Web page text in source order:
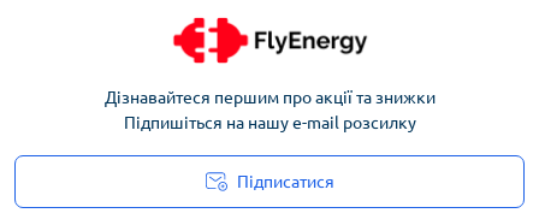
Дізнавайтеся першим про акції та знижки
Підпишіться на нашу e-mail розсилку
Підписатися